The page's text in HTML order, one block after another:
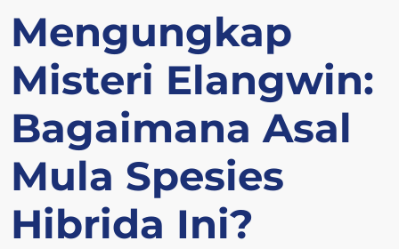
Mengungkap
Misteri Elangwin:
Bagaimana Asal
Mula Spesies
Hibrida Ini?